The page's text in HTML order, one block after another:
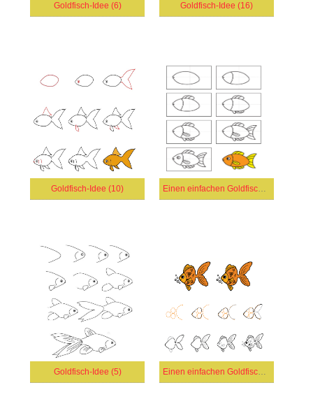
Goldfisch-Idee (6) Goldfisch-Idee (16)
Goldfisch-Idee (10) Einen einfachen Goldfisch zeichnen (2)
Goldfisch-Idee (5) Einen einfachen Goldfisch zeichnen (1)